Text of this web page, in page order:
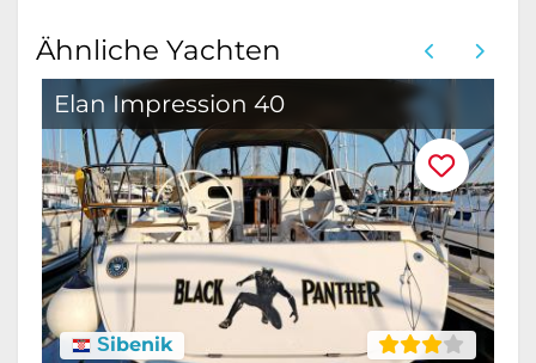
Ähnliche Yachten
Elan Impression 40
Šibenik